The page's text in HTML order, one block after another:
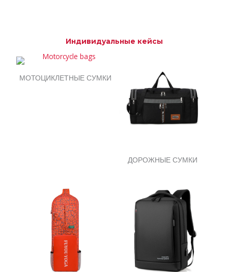
Индивидуальные кейсы
МОТОЦИКЛЕТНЫЕ СУМКИ
ДОРОЖНЫЕ СУМКИ